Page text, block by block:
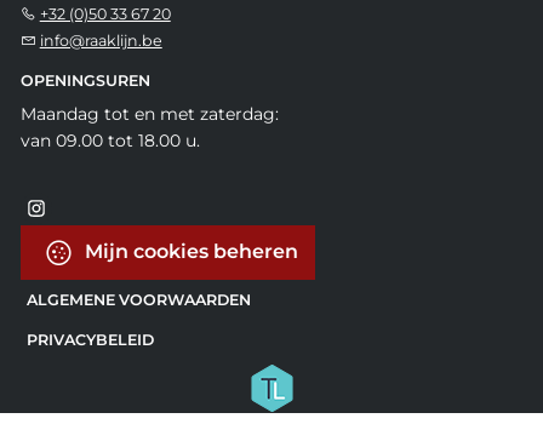
+32 (0)50 33 67 20
info@raaklijn.be
OPENINGSUREN
Maandag tot en met zaterdag:
van 09.00 tot 18.00 u.
Mijn cookies beheren
ALGEMENE VOORWAARDEN
PRIVACYBELEID